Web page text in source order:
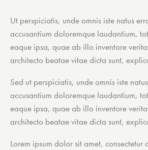
Ut perspiciatis, unde omnis iste natus
accusantium doloremque laudantium,
eaque ipsa, quae ab illo inventore
architecto beatae vitae dicta sunt,
Sed ut perspiciatis, unde omnis iste
accusantium doloremque laudantium,
eaque ipsa, quae ab illo inventore
architecto beatae vitae dicta sunt,
Lorem ipsum dolor sit amet,